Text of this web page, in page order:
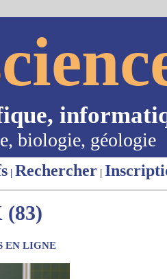
biologie, géologie
| Rechercher |
EN LIGNE